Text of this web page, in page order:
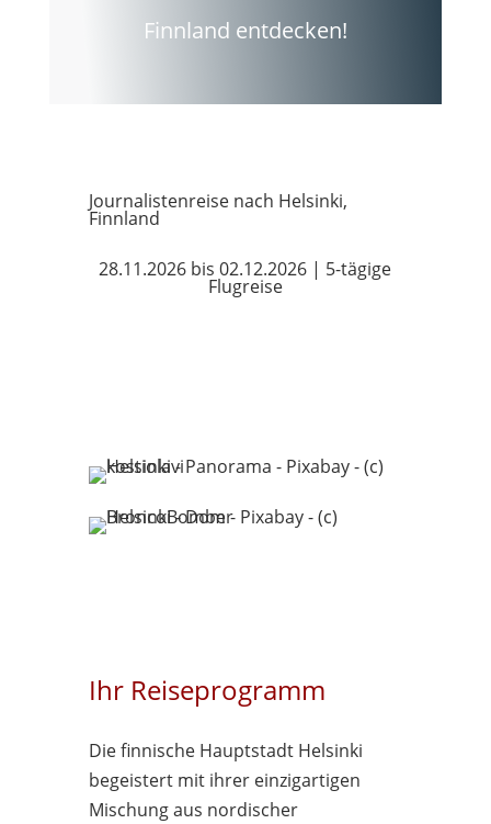
Finnland entdecken!
Journalistenreise nach Helsinki,
Finnland
28.11.2026 bis 02.12.2026 | 5-tägige
Flugreise
Ihr Reiseprogramm
Die finnische Hauptstadt Helsinki
begeistert mit ihrer einzigartigen
Mischung aus nordischer